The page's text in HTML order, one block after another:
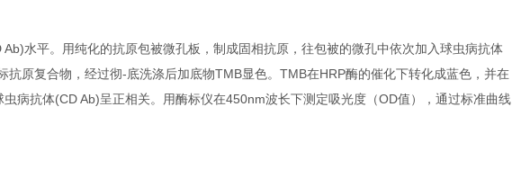
水平。用纯化的抗原包被微孔板，制成固相抗原，往包被的微孔中依次加入球虫病抗体
原复合物，经过彻-底洗涤后加底物TMB显色。TMB在HRP酶的催化下转化成蓝色，并在
病抗体(CD Ab)呈正相关。用酶标仪在450nm波长下测定吸光度（OD值），通过标准曲线